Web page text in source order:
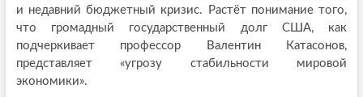
и недавний бюджетный кризис. Растёт понимание того,
что громадный государственный долг США, как
подчеркивает профессор Валентин Катасонов,
представляет «угрозу стабильности мировой
экономики».